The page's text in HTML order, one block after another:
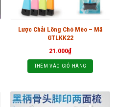
Lược Chải Lông Chó Mèo – Mã
GTLKK22
21.000₫
THÊM VÀO GIỎ HÀNG